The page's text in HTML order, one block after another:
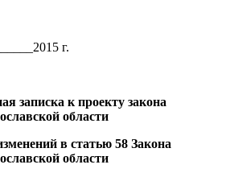
г.
записка к проекту закона
области
в статью 58 Закона
области